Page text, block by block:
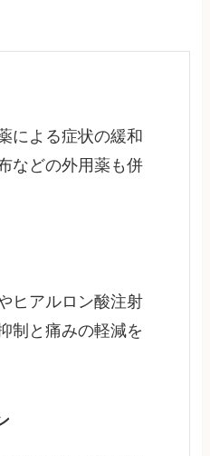
による症状の緩和
などの外用薬も併
ヒアルロン酸注射
制と痛みの軽減を